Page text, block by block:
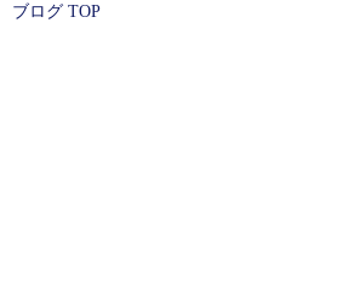
ブログ TOP